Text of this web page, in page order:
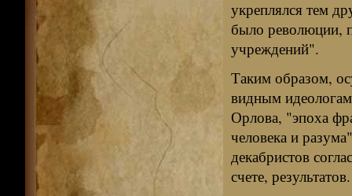
укреплялся тем
было революции,
учреждений".
Таким образом,
видным
Орлова, "эпоха
человека и
декабристов
счете,